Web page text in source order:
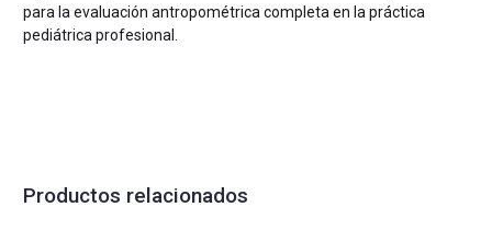
para la evaluación antropométrica completa en la práctica
pediátrica profesional.
Productos relacionados